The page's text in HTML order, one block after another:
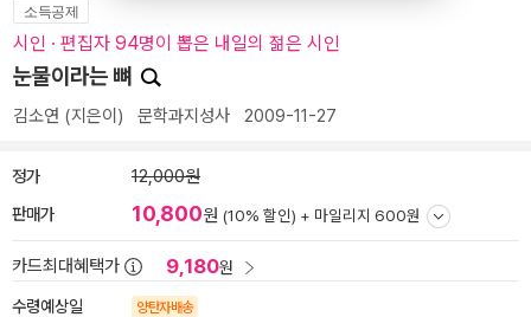
소득공제
시인 · 편집자 94명이 뽑은 내일의 젊은 시인
눈물이라는 뼈
김소연 (지은이) 문학과지성사 2009-11-27
정가 12,000원
판매가 10,800원 (10% 할인) + 마일리지 600원
카드최대혜택가 9,180원
수령예상일 양탄자배송